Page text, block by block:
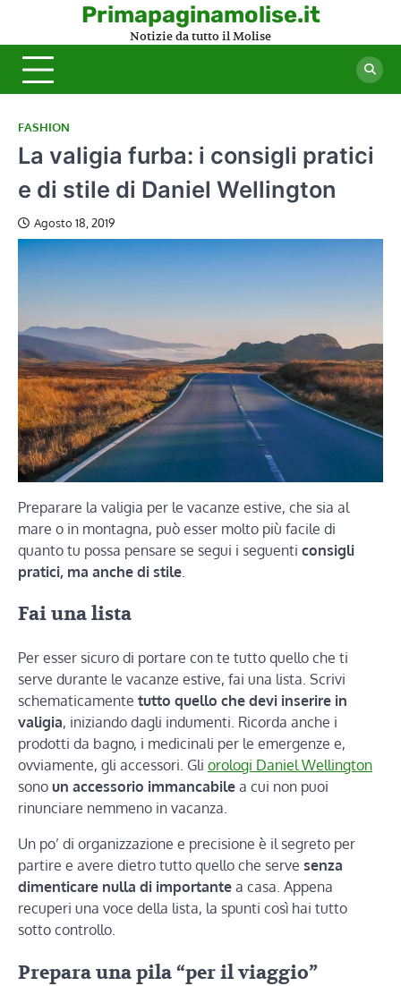
content
Primapaginamolise.it
Notizie da tutto il Molise
FASHION
La valigia furba: i consigli pratici
e di stile di Daniel Wellington
Agosto 18, 2019
Preparare la valigia per le vacanze estive, che sia al
mare o in montagna, può esser molto più facile di
quanto tu possa pensare se segui i seguenti consigli
pratici, ma anche di stile
Fai una lista
Per esser sicuro di portare con te tutto quello che ti
serve durante le vacanze estive, fai una lista. Scrivi
schematicamente tutto quello che devi inserire in
valigia, iniziando dagli indumenti. Ricorda anche i
prodotti da bagno, i medicinali per le emergenze e,
ovviamente, gli accessori. Gli orologi Daniel Wellington
sono un accessorio immancabile a cui non puoi
rinunciare nemmeno in vacanza.
Un po’ di organizzazione e precisione è il segreto per
partire e avere dietro tutto quello che serve senza
dimenticare nulla di importante a casa. Appena
recuperi una voce della lista, la spunti così hai tutto
sotto controllo.
Prepara una pila “per il viaggio”